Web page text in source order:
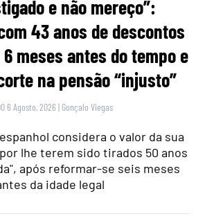
e não mereço”:
43 anos de descontos
meses antes do tempo e
na pensão “injusto”
6 Agosto, 2026 | Gonçalo Viegas
considera o valor da sua
lhe terem sido tirados 50 anos
após reformar-se seis meses
da idade legal